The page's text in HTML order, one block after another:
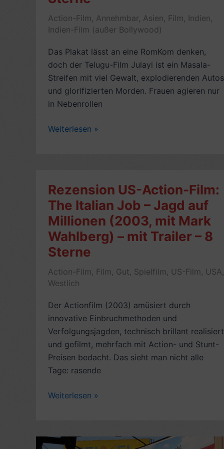
Action-Film , Annehmbar, Asien, Film , Indien,
Indien-Film (außer Bollywood)
Das Plakat lässt an eine RomKom denken,
doch der Telugu-Film Julayi ist ein Masala-
Streifen mit viel Gewalt, explodierenden Autos
und glorifizierten Morden. Frauen agieren nur
in Nebenrollen
Telugu-
mit
Allu
Arjun,
Ileana)
–
6
Videos
–
Sterne
Weiterlesen »
Rezension US-Action-Film:
The Italian Job – Jagd auf
Millionen (2003, mit Mark
Wahlberg) – mit Trailer – 8
Sterne
Action-Film , Film , Gut, Spielfilm , US-Film , USA,
Westlich
Der Actionfilm (2003) amüsiert durch
innovative Einbruchmethoden und
Verfolgungsjagden, technisch brillant realisiert
und gefilmt, mehrfach mit Action- und Stunt-
Preisen bedacht. Das sieht man nicht alle
Tage: rasende
Rezension
Film:
Weiterlesen »